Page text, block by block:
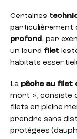
Certaines
particulièrement
profond, par
un lourd filet
habitats
La pêche au filet
mort », consiste
filets en pleine
prendre sans
protégées